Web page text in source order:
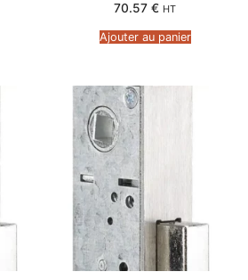
70.57 € HT
Ajouter au panier